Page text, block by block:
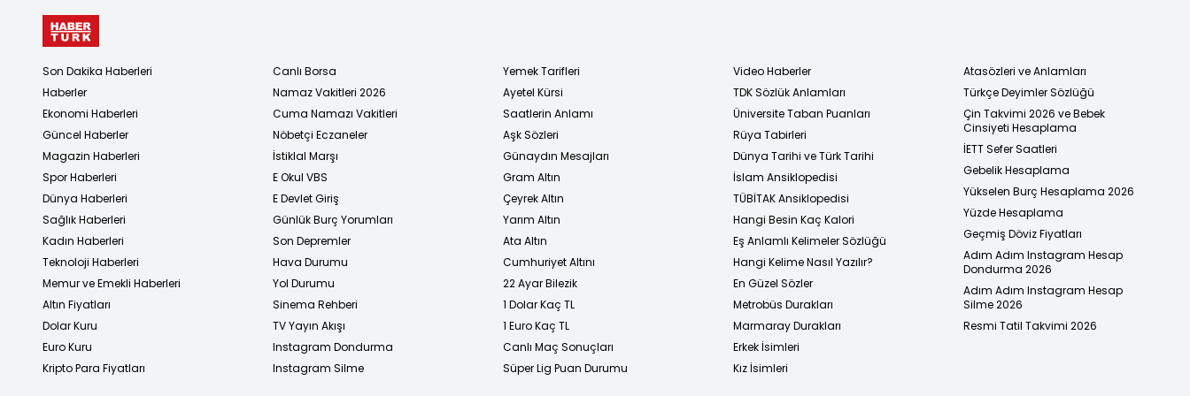
Son Dakika Haberleri
Haberler
Ekonomi Haberleri
Güncel Haberler
Magazin Haberleri
Spor Haberleri
Dünya Haberleri
Sağlık Haberleri
Kadın Haberleri
Teknoloji Haberleri
Memur ve Emekli Haberleri
Altın Fiyatları
Dolar Kuru
Euro Kuru
Kripto Para Fiyatları
Canlı Borsa
Namaz Vakitleri 2026
Cuma Namazı Vakitleri
Nöbetçi Eczaneler
İstiklal Marşı
E Okul VBS
E Devlet Giriş
Günlük Burç Yorumları
Son Depremler
Hava Durumu
Yol Durumu
Sinema Rehberi
TV Yayın Akışı
Instagram Dondurma
Instagram Silme
Yemek Tarifleri
Ayetel Kürsi
Saatlerin Anlamı
Aşk Sözleri
Günaydın Mesajları
Gram Altın
Çeyrek Altın
Yarım Altın
Ata Altın
Cumhuriyet Altını
22 Ayar Bilezik
1 Dolar Kaç TL
1 Euro Kaç TL
Canlı Maç Sonuçları
Süper Lig Puan Durumu
Video Haberler
TDK Sözlük Anlamları
Üniversite Taban Puanları
Rüya Tabirleri
Dünya Tarihi ve Türk Tarihi
İslam Ansiklopedisi
TÜBİTAK Ansiklopedisi
Hangi Besin Kaç Kalori
Eş Anlamlı Kelimeler Sözlüğü
Hangi Kelime Nasıl Yazılır?
En Güzel Sözler
Metrobüs Durakları
Marmaray Durakları
Erkek İsimleri
Kız İsimleri
Atasözleri ve Anlamları
Türkçe Deyimler Sözlüğü
Çin Takvimi 2026 ve Bebek
Cinsiyeti Hesaplama
İETT Sefer Saatleri
Gebelik Hesaplama
Yükselen Burç Hesaplama 2026
Yüzde Hesaplama
Geçmiş Döviz Fiyatları
Adım Adım Instagram Hesap
Dondurma 2026
Adım Adım Instagram Hesap
Silme 2026
Resmi Tatil Takvimi 2026